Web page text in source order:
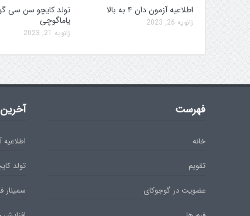
اطلاعیه آزمون دان ۴ به بالا
ژانویه 26, 2023
تولد کایچو سن سی
یاماگوچی
ژانویه 21, 2023
فهرست
خانه
تقویم
عضویت در گوجوکای
اطلاعیه
تولد
سمینار